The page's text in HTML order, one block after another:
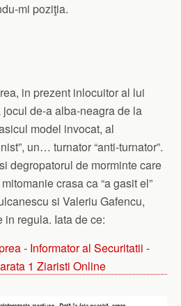
mi poziţia.
in prezent inlocuitor al lui
de-a alba-neagra de la
model invocat, al
un… turnator “anti-turnator”.
degropatorul de morminte care
crasa ca “a gasit el”
si Valeriu Gafencu,
in regula. Iata de ce: